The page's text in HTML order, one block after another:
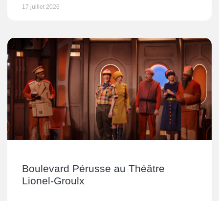
17 juillet 2026
Boulevard Pérusse au Théâtre
Lionel-Groulx